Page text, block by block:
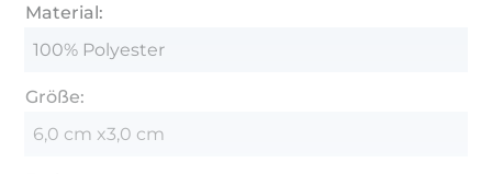
Material:
100% Polyester
Größe:
6,0 cm x3,0 cm